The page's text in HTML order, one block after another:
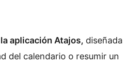
aplicación Atajos, diseñada
del calendario o resumir un